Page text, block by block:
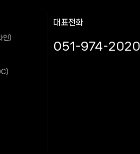
인)
대표전화
051-974-2020